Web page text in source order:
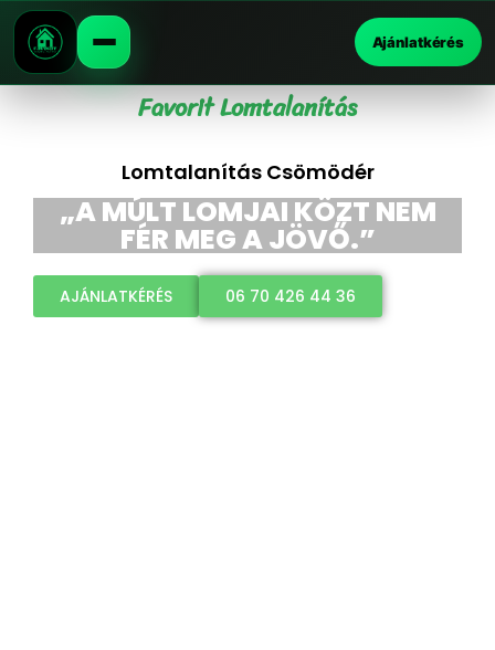
Ajánlatkérés
Favorit Lomtalanítás
Lomtalanítás Csömödér
„A MÚLT LOMJAI KÖZT NEM
FÉR MEG A JÖVŐ.”
AJÁNLATKÉRÉS 06 70 426 44 36